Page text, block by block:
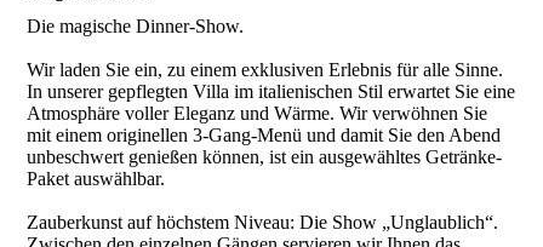
Die magische Dinner-Show.
Wir laden Sie ein, zu einem exklusiven Erlebnis für alle Sinne.
In unserer gepflegten Villa im italienischen Stil erwartet Sie eine
Atmosphäre voller Eleganz und Wärme. Wir verwöhnen Sie
mit einem originellen 3-Gang-Menü und damit Sie den Abend
unbeschwert genießen können, ist ein ausgewähltes Getränke-
Paket auswählbar.
Zauberkunst auf höchstem Niveau: Die Show „Unglaublich“.